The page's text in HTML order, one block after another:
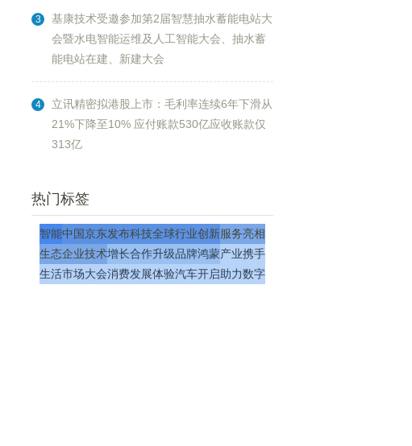
3
基康技术受邀参加第2届智慧抽水蓄能电站大
会暨水电智能运维及人工智能大会、抽水蓄
能电站在建、新建大会
4
立讯精密拟港股上市：毛利率连续6年下滑从
21%下降至10% 应付账款530亿应收账款仅
313亿
热门标签
智能中国京东发布科技全球行业创新服务亮相
生态企业技术增长合作升级品牌鸿蒙产业携手
生活市场大会消费发展体验汽车开启助力数字